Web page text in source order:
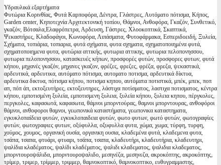
Υδραυλικά εξαρτήματα
Φυτώρια Κορινθίας, Φυτά Καρποφόρα, Δέντρα, Γλάστρες, Αυτόματο πότισμα, Κήπος,
Garden center, Κηποτεχνία Αρχιτεκτονική τοπίου, Θάμνοι, Ανθοφόρα, Γκαζόν, Συνθετικό,
γκαζόν, Βότσαλα,Ελαφρόπετρα, Αρδευση, Γάστρες, Χλοοκοπτικά, Σκαπτικά,
Ψεκαστήρες, Κλαδοφάγοι, Κωνοφόρα, Λιπάσματα, Φυτοφάρμακα, Εσπεριδοειδή, Ξυλεία,
Σχήματα, τοπιάρια, τοπιαρια, φυτά σχήματα, φυτα σχηματα, σχηματοποιημένα φυτά,
σχηματοποιημενα φυτα, φυτώρια αττικής, φυτωρια αττικης, φυτωρια πελοπονησσου,
φυτωρια πελοπονησσου, κατασκευές κήπων, προσφορές φυτών, προσφορες φυτων, φυτά
κήπου, μηχανές γκαζόν, μηχανες γκαζον, φρέζες, φρεζες, φρέζα, φρεζα, ψεκαστικά,
αρδευτικά, αρδευτικα, αυτόματο πότισμα, αυτοματο ποτισμα, αρδευτικά δίκτυα,
αρδευτικα δικτυα, πότισμα κήπου, ποτισμα κηπου, αυτόματα ποτιστικά, μπέκ, μπεκ, ποπ
απ, πόπ άπ, εκτοξευτήρες, εκτοξευτηρες, λάστιχα ποτίσματος, λαστιχα ποτισματος, κέντρα
κήπου, εμποτισμένη ξυλεία, εμποτισμενη ξυλεια, ξυλεία κήπου, ξυλεια κηπου, πέργκολες,
περγκολες, καφασωτά, καφασωτα, θάμνοι μπορντούρας, θαμνοι μπορντουρας, ανθοφόροι
θάμνοι, ανθοφοροι θαμνοι, γεωπονικά καταστήματα, γεωπονικα καταστηματα,
εγκυκλοπαίδεια φυτών, εγκυκλοπαιδεια φυτών, φωτο φυτων, φωτό φυτών, φωτογραφίες
φυτών, φωτογραφιες φυτων, οξύφυλλα, οξυφυλλα φυτα, χώμα, χωμα, τύρφη, τυρφη,
χούμος, χουμος, οργανική ουσία, οργανικη ουσια, κλαδεμένα φυτά, κλαδεμενα φυτα,
τσάπα, τσαπα, φτυάρι, φτυαρι, τσάπα, τσαπα, κλαδευτήρι, κλαδευτήρια, κλαδευτηρι,
ψαλίδια κλαδέματος, ψαλίδι κλαδέματος, ψαλιδι κλαδεματος, ψαλιδια κλαδεματος,
μπορντουροψάλιδα, μπορντουροψαλιδο, μεσηνέζα, μεσηνεζα, ακροκόπτης, ακροκόπτης,
τρίμερ, τριμερ, τρίμμερ, τριμμερ, θαμνοκοπτικό, θαμνοκοπτικο, ευθυγραμμιστης,